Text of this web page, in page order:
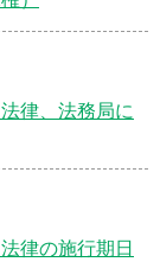
律、法務局に
律の施行期日